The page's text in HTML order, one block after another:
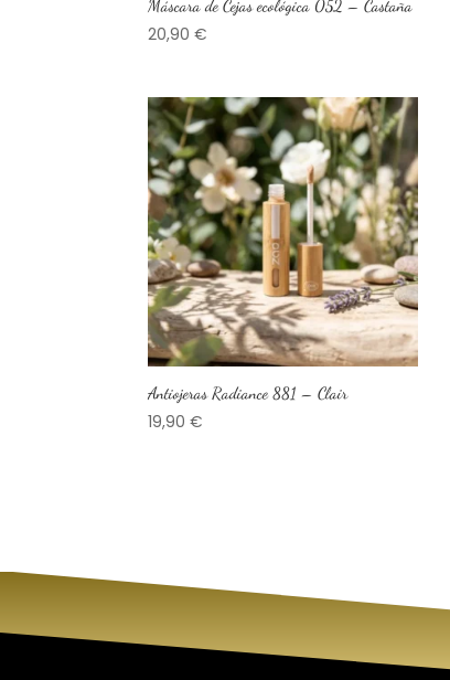
Máscara de Cejas ecológica 052 – Castaña
20,90€
Antiojeras Radiance 881 – Clair
19,90€